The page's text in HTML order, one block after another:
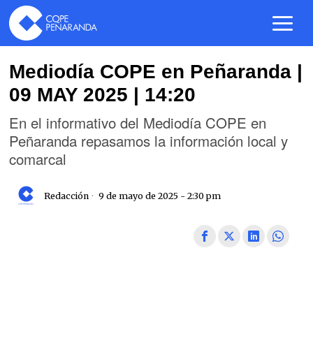
Mediodía COPE en Peñaranda |
09 MAY 2025 | 14:20
En el informativo del Mediodía COPE en
Peñaranda repasamos la información local y
comarcal
Redacción 9 de mayo de 2025 - 2:30 pm